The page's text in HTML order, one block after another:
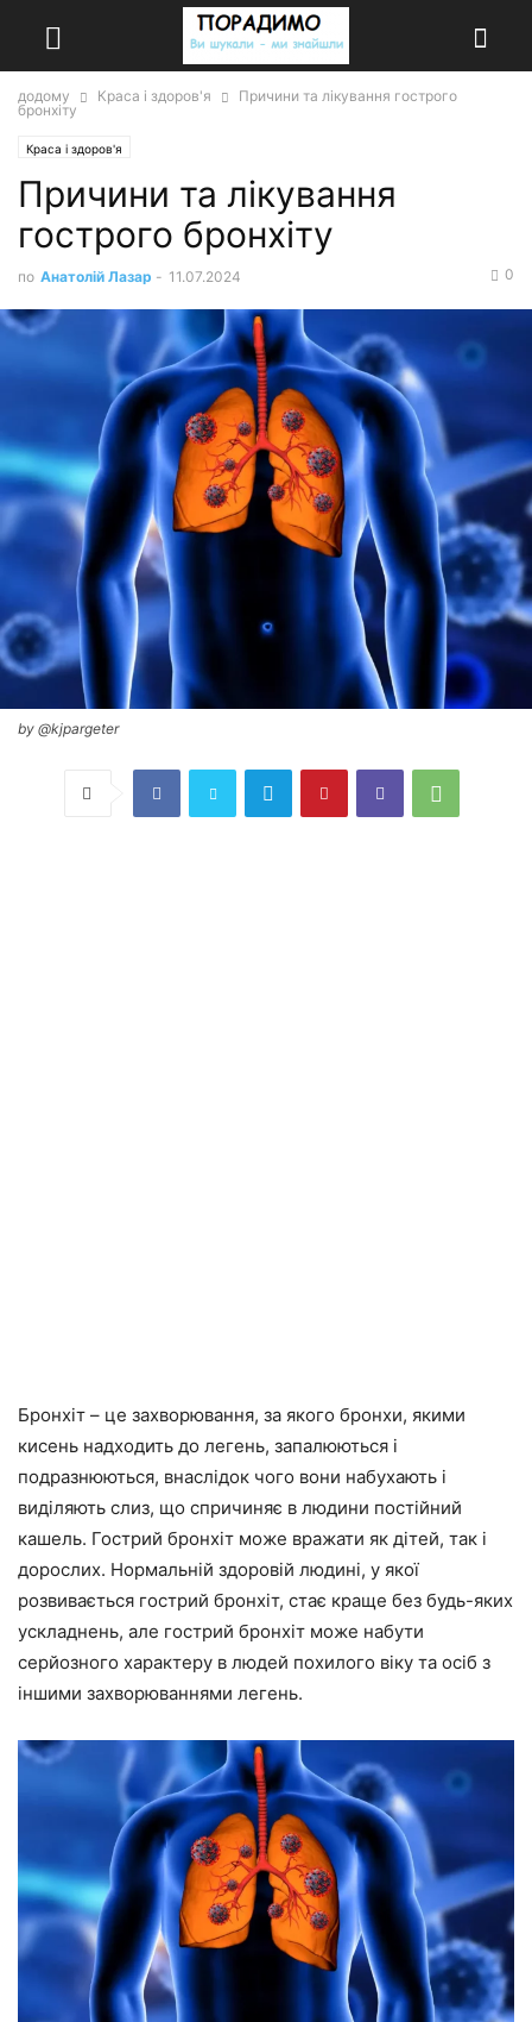
додому Краса і здоров'я
Причини та лікування гострого
бронхіту
Краса і здоров'я
Причини та лікування
гострого бронхіту
по Анатолій Лазар - 11.07.2024 0
by @kjpargeter
Бронхіт – це захворювання, за якого бронхи, якими
кисень надходить до легень, запалюються і
подразнюються, внаслідок чого вони набухають і
виділяють слиз, що спричиняє в людини постійний
кашель. Гострий бронхіт може вражати як дітей, так і
дорослих. Нормальній здоровій людині, у якої
розвивається гострий бронхіт, стає краще без будь-яких
ускладнень, але гострий бронхіт може набути
серйозного характеру в людей похилого віку та осіб з
іншими захворюваннями легень.